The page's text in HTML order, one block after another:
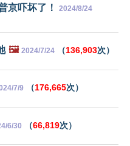
京吓坏了！ 2024/8/24
🖼️ 2024/7/24 （136,903次）
7/9 （176,665次）
6/30 （66,819次）